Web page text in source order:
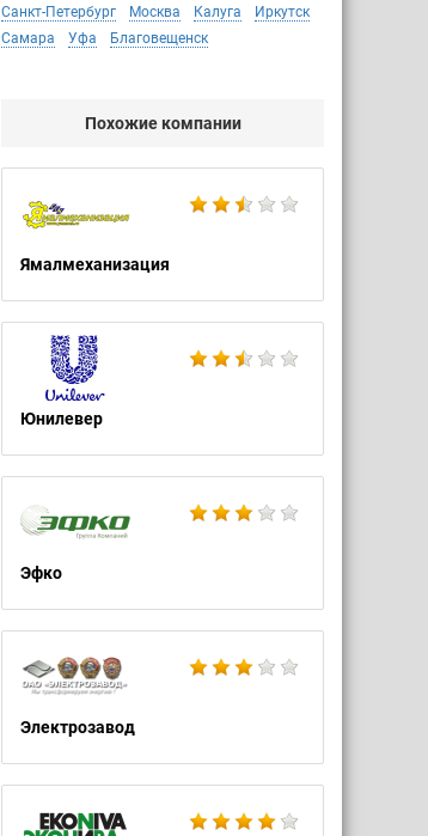
Санкт-Петербург Москва Калуга
Иркутск
Самара
Уфа Благовещенск
Похожие компании
Ямалмеханизация
Юнилевер
Эфко
Электрозавод